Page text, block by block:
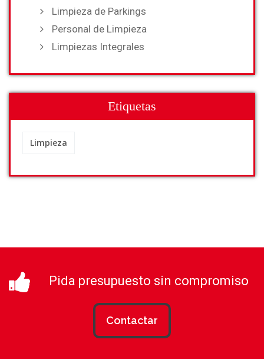
Limpieza de Parkings
Personal de Limpieza
Limpiezas Integrales
Etiquetas
Limpieza
Pida presupuesto sin compromiso
Contactar